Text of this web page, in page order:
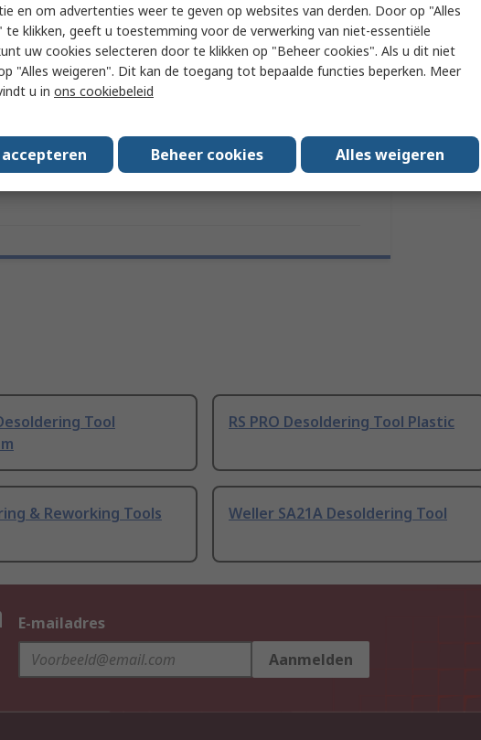
Waarde
RS PRO
Approvals No
Tool
RS PRO Desoldering Tool Plastic
& Reworking Tools Weller SA21A Desoldering Tool
E-mailadres
Aanmelden
en om advertenties weer te geven op websites van derden. Door op "Alles
te klikken, geeft u toestemming voor de verwerking van niet-essentiële
uw cookies selecteren door te klikken op "Beheer cookies". Als u dit niet
"Alles weigeren". Dit kan de toegang tot bepaalde functies beperken. Meer
u in ons cookiebeleid
Beheer cookies Alles weigeren